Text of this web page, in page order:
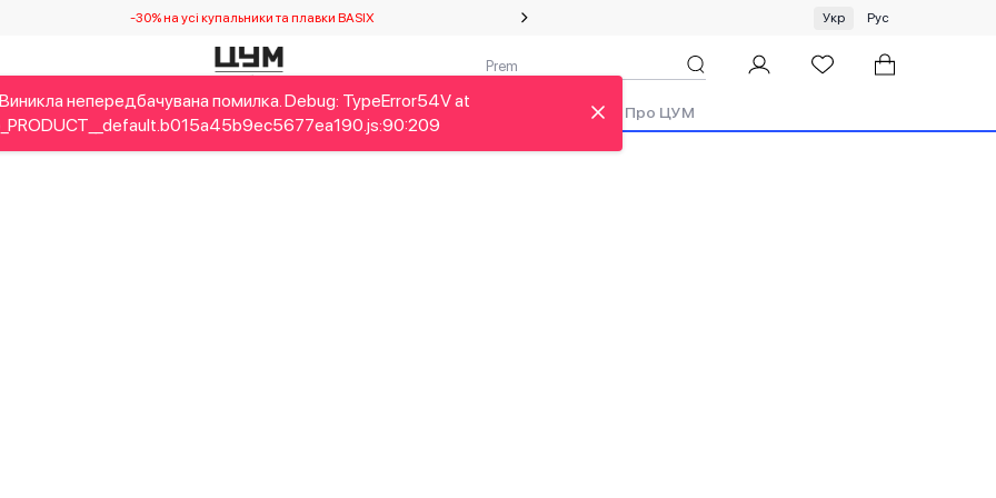
-30% на усі купальники та плавки BASIX Спеціальна пропозиція на одяг та хустки ЦУМ by GUNIA
Укр Рус
Дітям Home&Gifts Українські дизайнери Краса Бренди Аутлет Про ЦУМ
непередбачувана помилка. Debug: TypeError54V at